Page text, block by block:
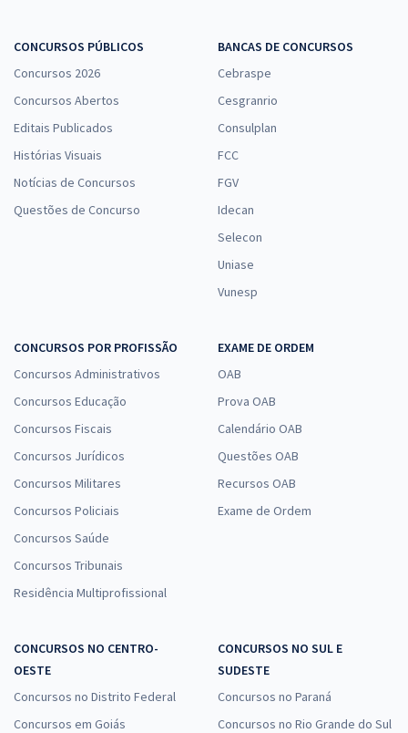
CONCURSOS PÚBLICOS
Concursos 2026
Concursos Abertos
Editais Publicados
Histórias Visuais
Notícias de Concursos
Questões de Concurso
BANCAS DE CONCURSOS
Cebraspe
Cesgranrio
Consulplan
FCC
FGV
Idecan
Selecon
Uniase
Vunesp
CONCURSOS POR PROFISSÃO
Concursos Administrativos
Concursos Educação
Concursos Fiscais
Concursos Jurídicos
Concursos Militares
Concursos Policiais
Concursos Saúde
Concursos Tribunais
Residência Multiprofissional
EXAME DE ORDEM
OAB
Prova OAB
Calendário OAB
Questões OAB
Recursos OAB
Exame de Ordem
CONCURSOS NO CENTRO-
OESTE
Concursos no Distrito Federal
Concursos em Goiás
CONCURSOS NO SUL E
SUDESTE
Concursos no Paraná
Concursos no Rio Grande do Sul